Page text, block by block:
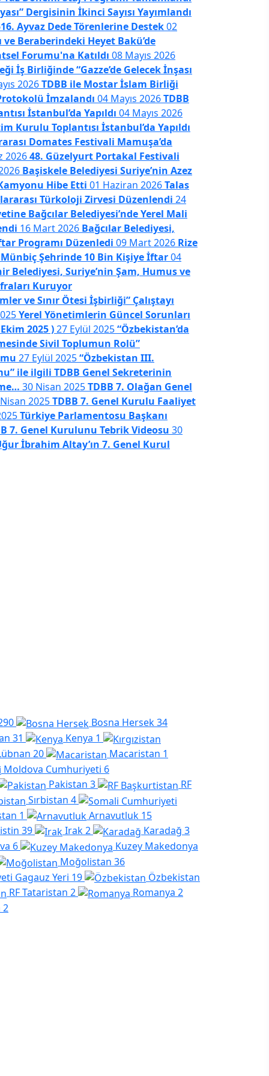
Dergisinin İkinci Sayısı Yayımlandı
Ayvaz Dede Törenlerine Destek02
ve Beraberindeki Heyet Bakü’de
Forumu'na Katıldı 08 Mayıs 2026
İş Birliğinde “Gazze’de Gelecek İnşası
2026TDBB ile Mostar İslam Birliği
İmzalandı 04 Mayıs 2026TDBB
İstanbul’da Yapıldı 04 Mayıs 2026
Kurulu Toplantısı İstanbul’da Yapıldı
48. Güzelyurt
Domates Festivali Mamuşa’da
202648. Güzelyurt Portakal Festivali
Başiskele Belediyesi Suriye’nin Azez
Hibe Etti 01 Haziran 2026Talas
Türkoloji Zirvesi Düzenlendi 24
Bağcılar Belediyesi’nde Yerel Mali
16 Mart 2026 Bağcılar Belediyesi,
Programı Düzenledi 09 Mart 2026 Rize
Şehrinde 10 Bin Kişiye İftar04
Belediyesi, Suriye’nin Şam, Humus ve
Kuruyor
Yerel
Rolü”
ve Sınır Ötesi İşbirliği” Çalıştayı
Yerel Yönetimlerin Güncel Sorunları
2025 )27 Eylül 2025“Özbekistan’da
Sivil Toplumun Rolü”
27 Eylül 2025“Özbekistan III.
ile ilgili TDBB Genel Sekreterinin
30 Nisan 2025TDBB 7. Olağan Genel
2025TDBB 7. Genel Kurulu Faaliyet
Türkiye Parlamentosu Başkanı
7. Genel Kurulunu Tebrik Videosu 30
İbrahim Altay’ın 7. Genel Kurul
Bosna Hersek 34
31 Kenya 1
20 Macaristan 1
Moldova Cumhuriyeti 6
Pakistan 3
RF
Sırbistan 4
1 Arnavutluk 15
39 Irak 2 Karadağ 3
6
Kuzey Makedonya
Moğolistan 36
Gagauz Yeri 19
Özbekistan
RF Tataristan 2 Romanya 2
2